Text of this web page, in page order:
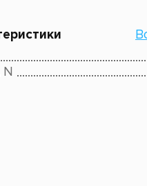
N